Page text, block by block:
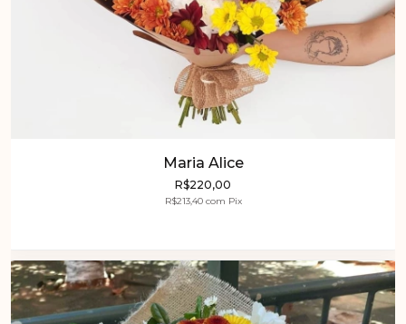
Maria Alice
R$220,00
R$213,40 com Pix